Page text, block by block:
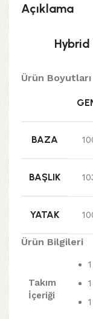
Açıklama
Hybrid
Ürün Boyutları
BAZA
BAŞLIK
YATAK
Ürün Bilgileri
Takım
İçeriği